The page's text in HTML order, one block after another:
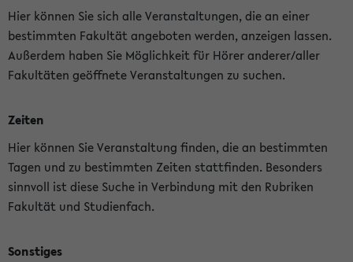
Hier können Sie sich alle Veranstaltungen, die an einer
bestimmten Fakultät angeboten werden, anzeigen lassen.
Außerdem haben Sie Möglichkeit für Hörer anderer/aller
Fakultäten geöffnete Veranstaltungen zu suchen.
Zeiten
Hier können Sie Veranstaltung finden, die an bestimmten
Tagen und zu bestimmten Zeiten stattfinden. Besonders
sinnvoll ist diese Suche in Verbindung mit den Rubriken
Fakultät und Studienfach.
Sonstiges